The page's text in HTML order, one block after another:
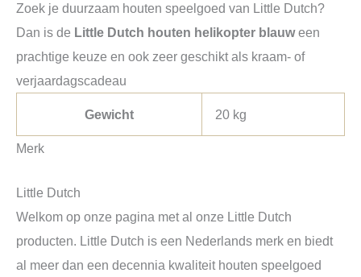
Zoek je duurzaam houten speelgoed van Little Dutch?
Dan is de Little Dutch houten helikopter blauween
prachtige keuze en ook zeer geschikt als kraam- of
verjaardagscadeau
Gewicht 20 kg
Merk
Little Dutch
Welkom op onze pagina met al onze Little Dutch
producten. Little Dutch is een Nederlands merk en biedt
al meer dan een decennia kwaliteit houten speelgoed